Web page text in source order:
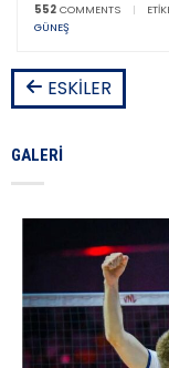
552 COMMENTS |
GÜNEŞ
ESKILER
GALERI